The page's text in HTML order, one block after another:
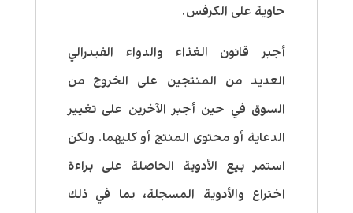
حاوية على الكرفس.
أجبر قانون الغذاء والدواء الفيدرالي
العديد من المنتجين على الخروج من
السوق في حين أجبر الآخرين على تغيير
الدعاية أو محتوى المنتج أو كليهما. ولكن
استمر بيع الأدوية الحاصلة على براءة
اختراع والأدوية المسجلة، بما في ذلك